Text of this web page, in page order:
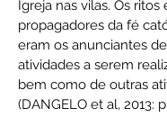
Igreja nas vilas. Os ritos
propagadores da fé
eram os anunciantes
atividades a serem
bem como de outras
(DANGELO et al, 2013: